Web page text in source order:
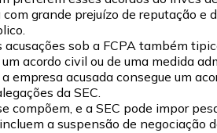
grande prejuízo de reputação e
acusações sob a FCPA também
acordo civil ou de uma medida
empresa acusada consegue um
da SEC.
compõem, e a SEC pode impor
a suspensão de negociação